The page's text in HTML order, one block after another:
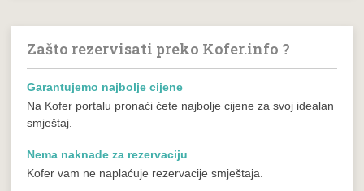
Zašto rezervisati preko Kofer.info ?
Garantujemo najbolje cijene
Na Kofer portalu pronaći ćete najbolje cijene za svoj idealan
smještaj.
Nema naknade za rezervaciju
Kofer vam ne naplaćuje rezervacije smještaja.